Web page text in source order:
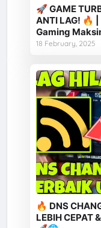
🚀 GAME
ANTI LAG! 🔥
Gaming
18 February, 2025
🔥 DNS
LEBIH CEPAT